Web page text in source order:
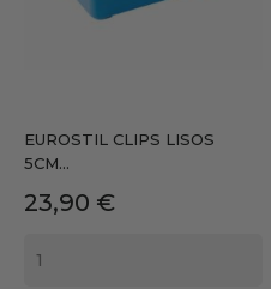
EUROSTIL CLIPS LISOS
5CM...
Precio
23,90 €